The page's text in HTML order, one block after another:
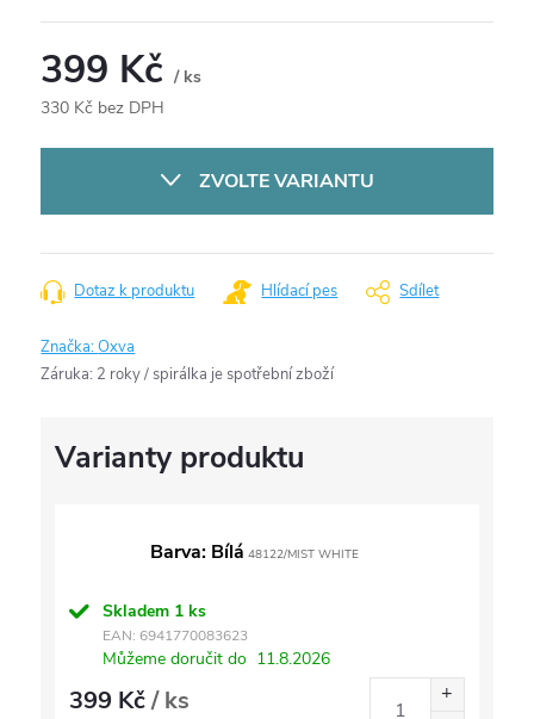
399 Kč/ ks
330 Kč bez DPH
ZVOLTE VARIANTU
Dotaz k produktu Hlídací pes Sdílet
Značka:Oxva
Záruka: 2 roky / spirálka je spotřební zboží
Barva: Bílá 48122/MIST WHITE
Skladem 1 ks
EAN: 6941770083623
Můžeme doručit do 11.8.2026
399 Kč/ ks